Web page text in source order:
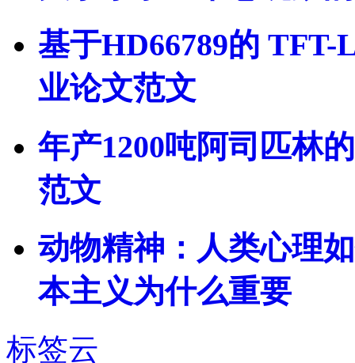
基于HD66789的
业论文范文
年产1200吨阿司匹林
范文
动物精神：人类心理
本主义为什么重要
标签云